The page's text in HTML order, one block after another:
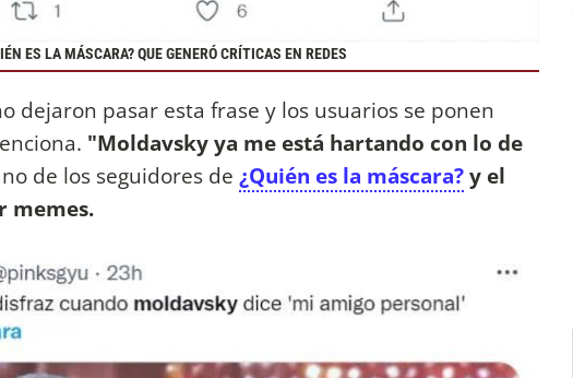
ES LA MÁSCARA? QUE GENERÓ CRÍTICAS EN REDES
dejaron pasar esta frase y los usuarios se ponen
"Moldavsky ya me está hartando con lo de
de los seguidores de ¿Quién es la máscara?y el
memes.